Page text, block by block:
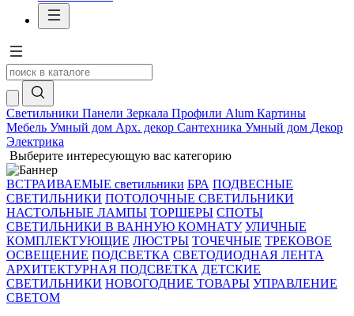
Светильники Панели Зеркала Профили Alum Картины
Мебель Умный дом Арх. декор Сантехника Умный дом Декор
Электрика
Выберите интересующую вас категорию
ВСТРАИВАЕМЫЕ светильники БРА ПОДВЕСНЫЕ
СВЕТИЛЬНИКИ ПОТОЛОЧНЫЕ СВЕТИЛЬНИКИ
НАСТОЛЬНЫЕ ЛАМПЫ ТОРШЕРЫ СПОТЫ
СВЕТИЛЬНИКИ В ВАННУЮ КОМНАТУ УЛИЧНЫЕ
КОМПЛЕКТУЮЩИЕ ЛЮСТРЫ ТОЧЕЧНЫЕ ТРЕКОВОЕ
ОСВЕЩЕНИЕ ПОДСВЕТКА СВЕТОДИОДНАЯ ЛЕНТА
АРХИТЕКТУРНАЯ ПОДСВЕТКА ДЕТСКИЕ
СВЕТИЛЬНИКИ НОВОГОДНИЕ ТОВАРЫ УПРАВЛЕНИЕ
СВЕТОМ